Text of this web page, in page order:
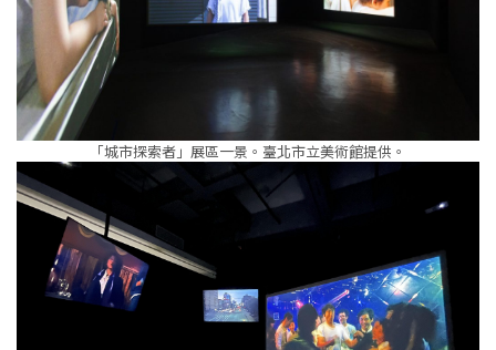
「城市探索者」展區一景。臺北市立美術館提供。